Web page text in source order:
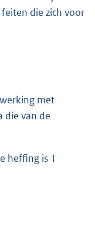
die zich voor
met
die van de
heffing is 1